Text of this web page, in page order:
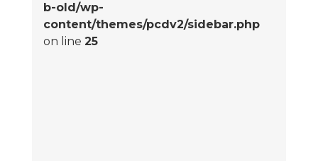
b-old/wp-
content/themes/pcdv2/sidebar.php
on line 25